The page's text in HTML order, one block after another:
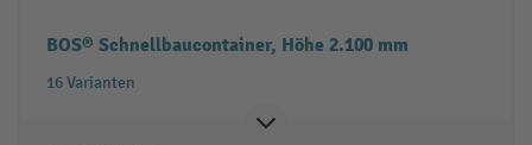
BOS® Schnellbaucontainer, Höhe 2.100 mm
16 Varianten